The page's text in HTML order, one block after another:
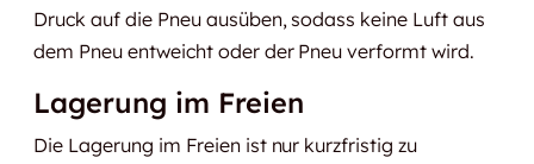
Druck auf die Pneu ausüben, sodass keine Luft aus
dem Pneu entweicht oder der Pneu verformt wird.
Lagerung im Freien
Die Lagerung im Freien ist nur kurzfristig zu